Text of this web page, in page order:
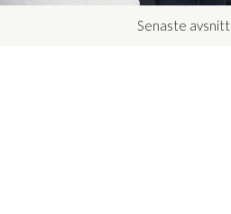
Senaste avsnitt